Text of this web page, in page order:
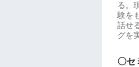
る。
験を
話せ
グを
〇セ